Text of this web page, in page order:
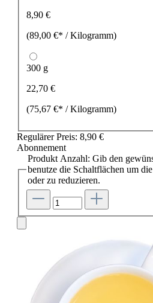
8,90 €
(89,00 €* / Kilogramm)
300 g
22,70 €
(75,67 €* / Kilogramm)
Regulärer Preis: 8,90 €
Abonnement
Produkt Anzahl: Gib den
benutze die Schaltflächen um
oder zu reduzieren.